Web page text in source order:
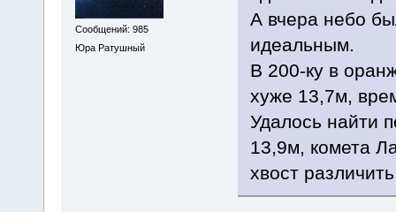
Сообщений: 985
Юра Ратушный
А вчера небо
идеальным.
В 200-ку в
хуже 13,7м,
Удалось найти
13,9м, комета
хвост